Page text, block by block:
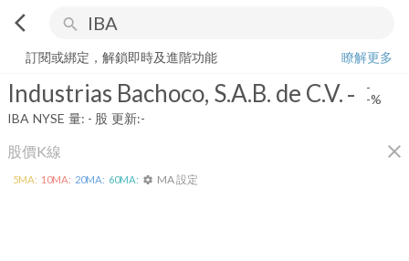
arrow_back_ios search
Industrias Bachoco, S.A.B. de C.V.
訂閱或綁定，解鎖即時及進階功能
瞭解更多
Industrias Bachoco, S.A.B. de C.V.- -
-%
IBA NYSE 量: - 股 更新:-
股價K線 close
5MA: 10MA: 20MA: 60MA: settings MA 設定